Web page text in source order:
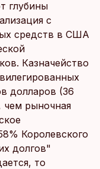
глубины
с
средств в США
Казначейство
долларов (36
чем рыночная
Королевского
долгов"
то